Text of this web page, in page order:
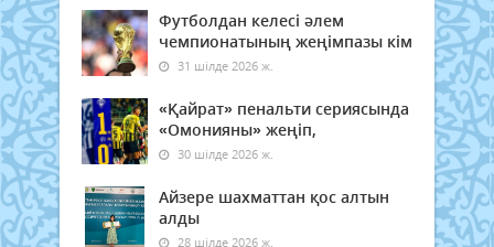
Футболдан келесі әлем
чемпионатының жеңімпазы кім
31 шілде 2026 ж.
«Қайрат» пенальти сериясында
«Омонияны» жеңіп,
30 шілде 2026 ж.
Айзере шахматтан қос алтын
алды
28 шілде 2026 ж.